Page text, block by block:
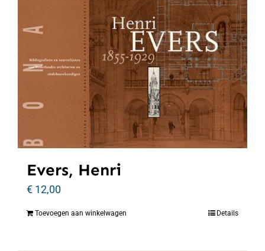
Evers, Henri
€ 12,00
Toevoegen aan winkelwagen Details